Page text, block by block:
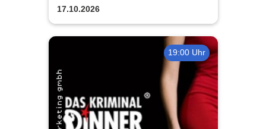
17.10.2026
19:00 Uhr